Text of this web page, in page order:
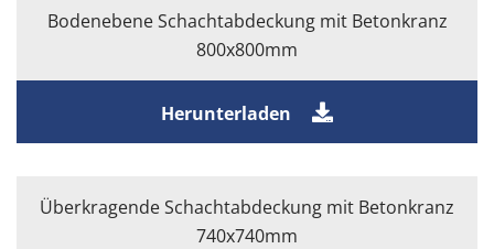
Bodenebene Schachtabdeckung mit Betonkranz
800x800mm
Herunterladen
Überkragende Schachtabdeckung mit Betonkranz
740x740mm